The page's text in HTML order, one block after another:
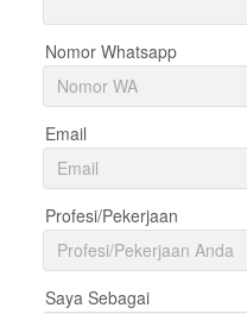
Nomor Whatsapp
Email
Profesi/Pekerjaan
Saya Sebagai